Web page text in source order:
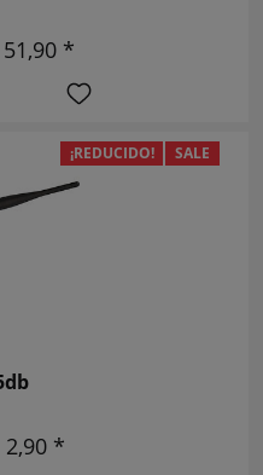
*
¡REDUCIDO! SALE
2,90 *